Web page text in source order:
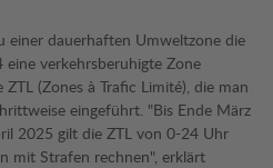
einer dauerhaften Umweltzone die
verkehrsberuhigte Zone
(Zones à Trafic Limité), die man
eingeführt. "Bis Ende März
2025 gilt die ZTL von 0-24 Uhr
mit Strafen rechnen", erklärt